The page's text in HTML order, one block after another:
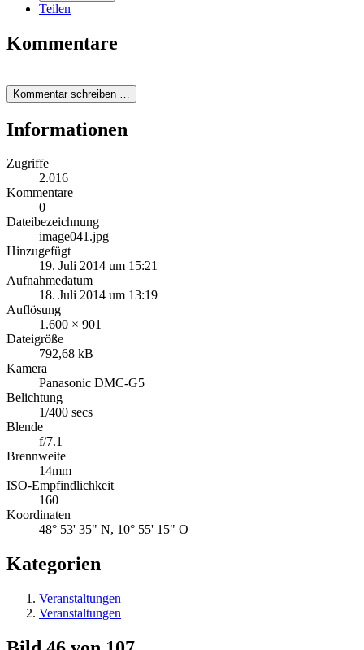
Teilen
Kommentare
Kommentar schreiben …
Informationen
Zugriffe
2.016
Kommentare
0
Dateibezeichnung
image041.jpg
Hinzugefügt
19. Juli 2014 um 15:21
Aufnahmedatum
18. Juli 2014 um 13:19
Auflösung
1.600 × 901
Dateigröße
792,68 kB
Kamera
Panasonic DMC-G5
Belichtung
1/400 secs
Blende
f/7.1
Brennweite
14mm
ISO-Empfindlichkeit
160
Koordinaten
48° 53' 35" N, 10° 55' 15" O
Kategorien
Veranstaltungen
Veranstaltungen